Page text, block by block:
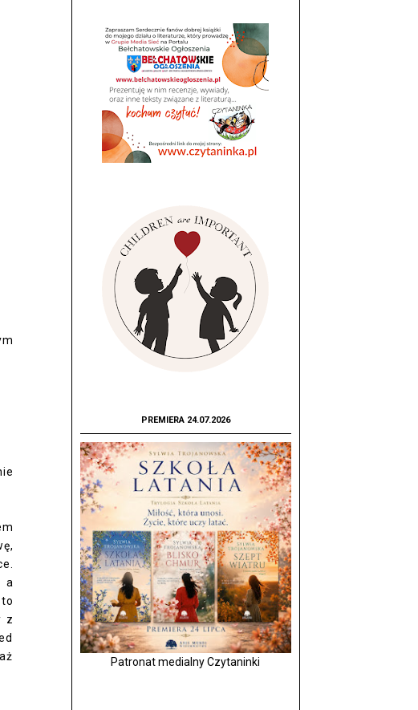
a
z
PREMIERA 24.07.2026
Patronat medialny Czytaninki